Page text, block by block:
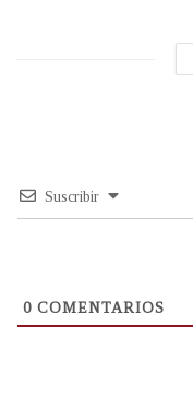
Suscribir
0 COMENTARIOS